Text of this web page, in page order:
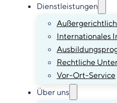
Dienstleistungen
Internationales
Rechtliche
Vor-Ort-Service
Über uns